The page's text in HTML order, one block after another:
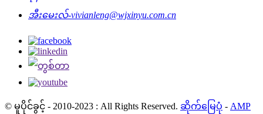
အီးမေးလ်-vivianleng@wjxinyu.com.cn
© မူပိုင်ခွင့် - 2010-2023 : All Rights Reserved. ဆိုက်မြေပုံ - AMP